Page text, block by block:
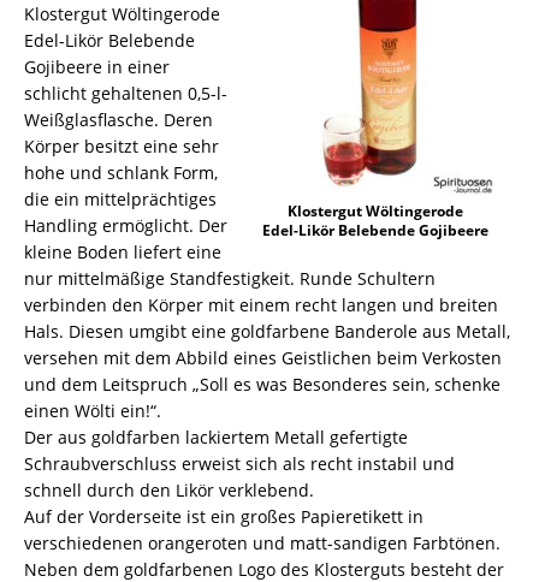
Klostergut Wöltingerode
Edel-Likör Belebende Gojibeere
Klostergut Wöltingerode
Edel-Likör Belebende
Gojibeere in einer
schlicht gehaltenen 0,5-l-
Weißglasflasche. Deren
Körper besitzt eine sehr
hohe und schlank Form,
die ein mittelprächtiges
Handling ermöglicht. Der
kleine Boden liefert eine
nur mittelmäßige Standfestigkeit. Runde Schultern
verbinden den Körper mit einem recht langen und breiten
Hals. Diesen umgibt eine goldfarbene Banderole aus Metall,
versehen mit dem Abbild eines Geistlichen beim Verkosten
und dem Leitspruch „Soll es was Besonderes sein, schenke
einen Wölti ein!“.
Der aus goldfarben lackiertem Metall gefertigte
Schraubverschluss erweist sich als recht instabil und
schnell durch den Likör verklebend.
Auf der Vorderseite ist ein großes Papieretikett in
verschiedenen orangeroten und matt-sandigen Farbtönen.
Neben dem goldfarbenen Logo des Klosterguts besteht der